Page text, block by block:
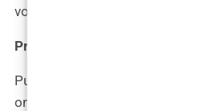
volumen i poboljšao izgled slabe
Prednosti injekcijskih punila za
Punila za ubrizgavanje brade
one koji žele poboljšati izgled